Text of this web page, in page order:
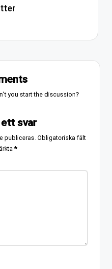
you start the discussion?
ett svar
publiceras. Obligatoriska fält
*